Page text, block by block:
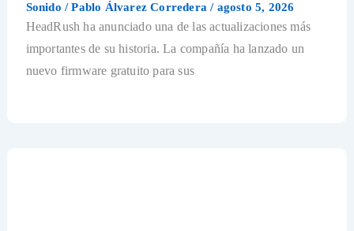
Sonido /Pablo Álvarez Corredera/ agosto 5, 2026
HeadRush ha anunciado una de las actualizaciones más
importantes de su historia. La compañía ha lanzado un
nuevo firmware gratuito para sus